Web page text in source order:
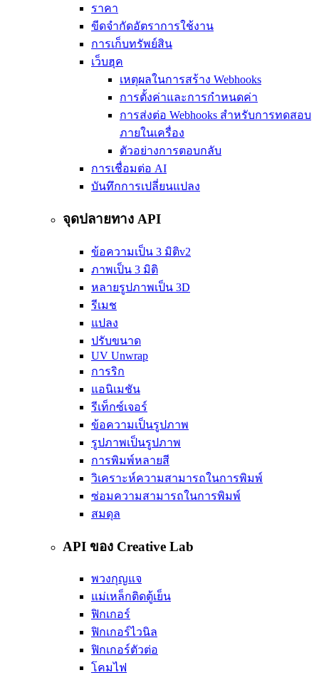
ราคา
ขีดจำกัดอัตราการใช้งาน
การเก็บทรัพย์สิน
เว็บฮุค
เหตุผลในการสร้าง Webhooks
การตั้งค่าและการกำหนดค่า
การส่งต่อ Webhooks สำหรับการทดสอบ
ภายในเครื่อง
ตัวอย่างการตอบกลับ
การเชื่อมต่อ AI
บันทึกการเปลี่ยนแปลง
จุดปลายทาง API
ข้อความเป็น 3 มิติv2
ภาพเป็น 3 มิติ
หลายรูปภาพเป็น 3D
รีเมช
แปลง
ปรับขนาด
UV Unwrap
การริก
แอนิเมชัน
รีเท็กซ์เจอร์
ข้อความเป็นรูปภาพ
รูปภาพเป็นรูปภาพ
การพิมพ์หลายสี
วิเคราะห์ความสามารถในการพิมพ์
ซ่อมความสามารถในการพิมพ์
สมดุล
API ของ Creative Lab
พวงกุญแจ
แม่เหล็กติดตู้เย็น
ฟิกเกอร์
ฟิกเกอร์ไวนิล
ฟิกเกอร์ตัวต่อ
โคมไฟ